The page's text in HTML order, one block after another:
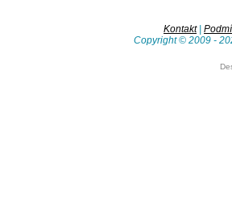
Kontakt|
Copyright © 2009 -